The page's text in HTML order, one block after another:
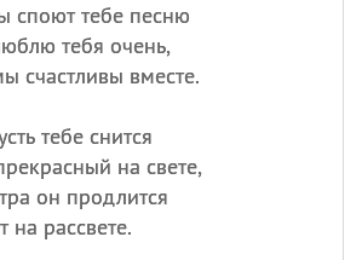
споют тебе песню
тебя очень,
счастливы вместе.
тебе снится
на свете,
он продлится
на рассвете.